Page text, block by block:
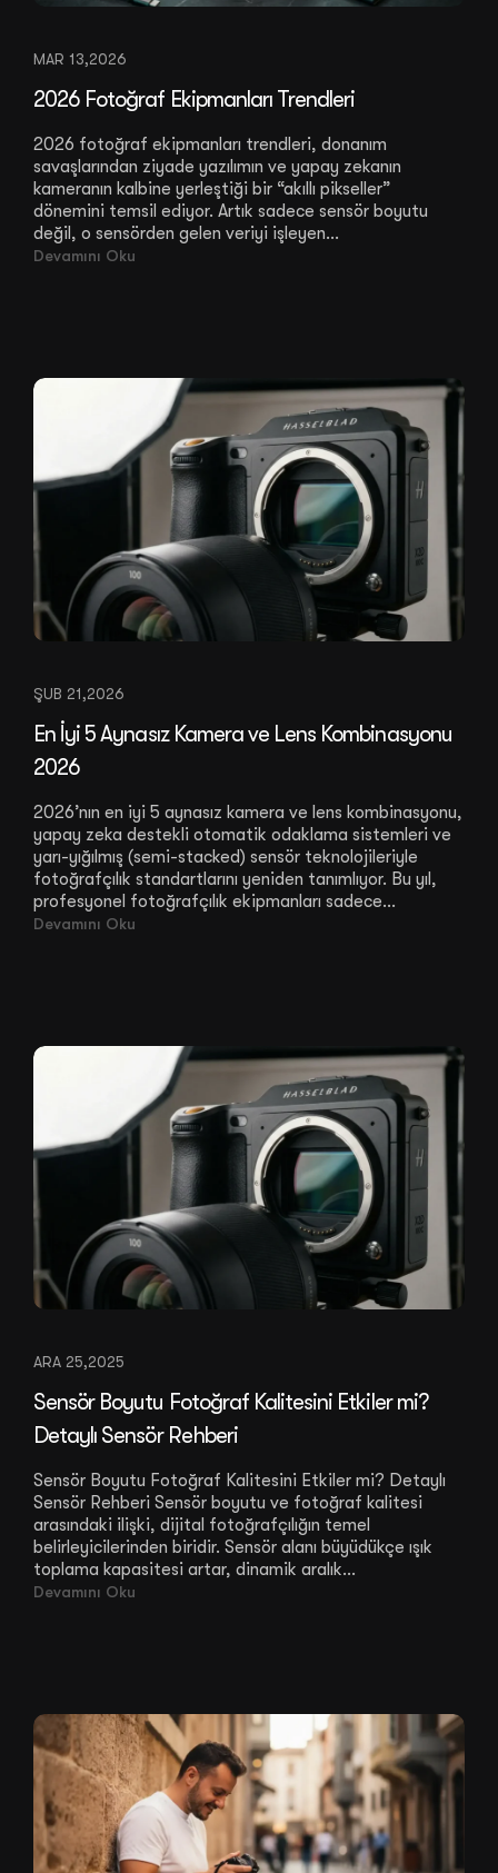
MAR 13,2026
2026 Fotoğraf Ekipmanları Trendleri
2026 fotoğraf ekipmanları trendleri, donanım
savaşlarından ziyade yazılımın ve yapay zekanın
kameranın kalbine yerleştiği bir “akıllı pikseller”
dönemini temsil ediyor. Artık sadece sensör boyutu
değil, o sensörden gelen veriyi işleyen...
Devamını Oku
ŞUB 21,2026
En İyi 5 Aynasız Kamera ve Lens Kombinasyonu
2026
2026’nın en iyi 5 aynasız kamera ve lens kombinasyonu,
yapay zeka destekli otomatik odaklama sistemleri ve
yarı-yığılmış (semi-stacked) sensör teknolojileriyle
fotoğrafçılık standartlarını yeniden tanımlıyor. Bu yıl,
profesyonel fotoğrafçılık ekipmanları sadece...
Devamını Oku
ARA 25,2025
Sensör Boyutu Fotoğraf Kalitesini Etkiler mi?
Detaylı Sensör Rehberi
Sensör Boyutu Fotoğraf Kalitesini Etkiler mi? Detaylı
Sensör Rehberi Sensör boyutu ve fotoğraf kalitesi
arasındaki ilişki, dijital fotoğrafçılığın temel
belirleyicilerinden biridir. Sensör alanı büyüdükçe ışık
toplama kapasitesi artar, dinamik aralık...
Devamını Oku